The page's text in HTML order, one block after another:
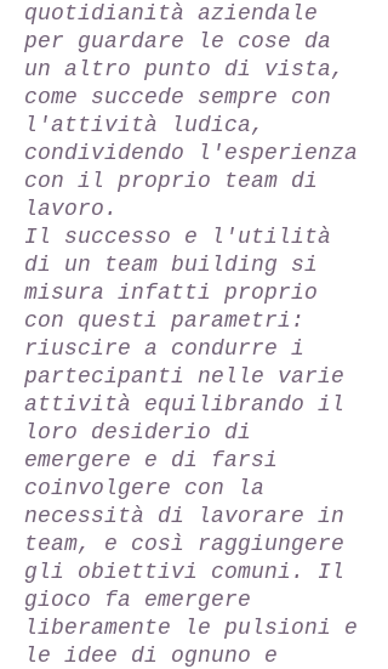
quotidianità aziendale
per guardare le cose da
un altro punto di vista,
come succede sempre con
l'attività ludica,
condividendo l'esperienza
con il proprio team di
lavoro.
Il successo e l'utilità
di un team building si
misura infatti proprio
con questi parametri:
riuscire a condurre i
partecipanti nelle varie
attività equilibrando il
loro desiderio di
emergere e di farsi
coinvolgere con la
necessità di lavorare in
team, e così raggiungere
gli obiettivi comuni. Il
gioco fa emergere
liberamente le pulsioni e
le idee di ognuno e